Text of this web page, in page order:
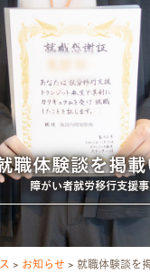
ト
ス内容
援とは
について
職体験談を掲載
障がい者就労移行支援
> お知らせ > 就職体験談を